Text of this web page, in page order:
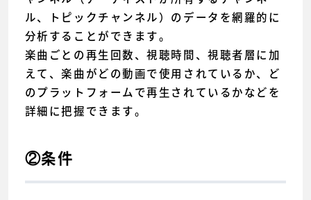
ル、トピックチャンネル）のデータを網羅的に
分析することができます。
楽曲ごとの再生回数、視聴時間、視聴者層に加
えて、楽曲がどの動画で使用されているか、ど
のプラットフォームで再生されているかなどを
詳細に把握できます。
②条件